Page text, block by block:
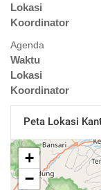
Lokasi
Koordinator
Agenda
Waktu
Lokasi
Koordinator
Peta Lokasi
+
−